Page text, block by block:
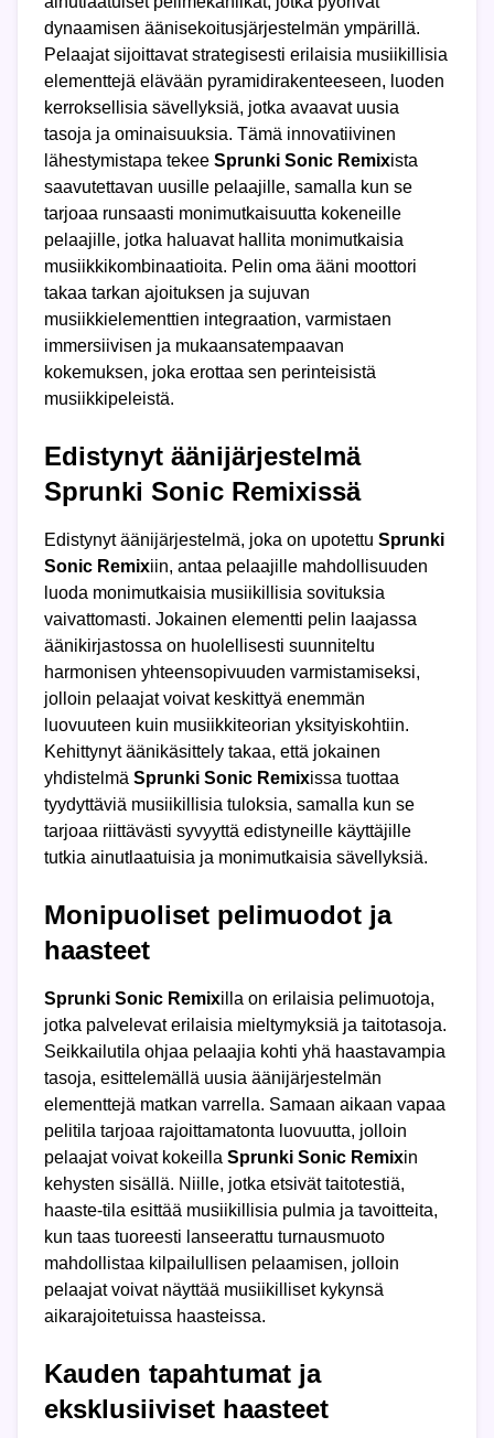
dynaamisen äänisekoitusjärjestelmän ympärillä.
Pelaajat sijoittavat strategisesti erilaisia musiikillisia
elementtejä elävään pyramidirakenteeseen, luoden
kerroksellisia sävellyksiä, jotka avaavat uusia
tasoja ja ominaisuuksia. Tämä innovatiivinen
lähestymistapa tekee Sprunki Sonic Remixista
saavutettavan uusille pelaajille, samalla kun se
tarjoaa runsaasti monimutkaisuutta kokeneille
pelaajille, jotka haluavat hallita monimutkaisia
musiikkikombinaatioita. Pelin oma ääni moottori
takaa tarkan ajoituksen ja sujuvan
musiikkielementtien integraation, varmistaen
immersiivisen ja mukaansatempaavan
kokemuksen, joka erottaa sen perinteisistä
musiikkipeleistä.
Edistynyt äänijärjestelmä
Sprunki Sonic Remixissä
Edistynyt äänijärjestelmä, joka on upotettu Sprunki
Sonic Remixiin, antaa pelaajille mahdollisuuden
luoda monimutkaisia musiikillisia sovituksia
vaivattomasti. Jokainen elementti pelin laajassa
äänikirjastossa on huolellisesti suunniteltu
harmonisen yhteensopivuuden varmistamiseksi,
jolloin pelaajat voivat keskittyä enemmän
luovuuteen kuin musiikkiteorian yksityiskohtiin.
Kehittynyt äänikäsittely takaa, että jokainen
yhdistelmä Sprunki Sonic Remixissa tuottaa
tyydyttäviä musiikillisia tuloksia, samalla kun se
tarjoaa riittävästi syvyyttä edistyneille käyttäjille
tutkia ainutlaatuisia ja monimutkaisia sävellyksiä.
Monipuoliset pelimuodot ja
haasteet
Sprunki Sonic Remixilla on erilaisia pelimuotoja,
jotka palvelevat erilaisia mieltymyksiä ja taitotasoja.
Seikkailutila ohjaa pelaajia kohti yhä haastavampia
tasoja, esittelemällä uusia äänijärjestelmän
elementtejä matkan varrella. Samaan aikaan vapaa
pelitila tarjoaa rajoittamatonta luovuutta, jolloin
pelaajat voivat kokeilla Sprunki Sonic Remixin
kehysten sisällä. Niille, jotka etsivät taitotestiä,
haaste-tila esittää musiikillisia pulmia ja tavoitteita,
kun taas tuoreesti lanseerattu turnausmuoto
mahdollistaa kilpailullisen pelaamisen, jolloin
pelaajat voivat näyttää musiikilliset kykynsä
aikarajoitetuissa haasteissa.
Kauden tapahtumat ja
eksklusiiviset haasteet